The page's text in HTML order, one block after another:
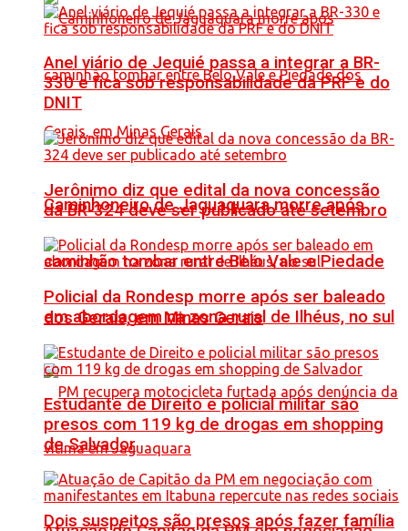
Caminhoneiro de Jaguaquara morre após
caminhão tombar entre Belo Vale e Piedade
dos Gerais, em Minas Gerais
Dois suspeitos são presos após fazer família
Anel viário de Jequié passa a integrar a BR-
330 e fica sob responsabilidade da PRF e do
DNIT
Jerônimo diz que edital da nova concessão
da BR-324 deve ser publicado até setembro
Policial da Rondesp morre após ser baleado
em abordagem na zona rural de Ilhéus, no sul
Estudante de Direito e policial militar são
presos com 119 kg de drogas em shopping
de Salvador